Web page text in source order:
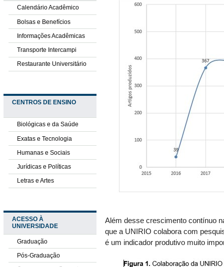
Calendário Acadêmico
Bolsas e Benefícios
Informações Acadêmicas
Transporte Intercampi
Restaurante Universitário
CENTROS DE ENSINO
Biológicas e da Saúde
Exatas e Tecnologia
Humanas e Sociais
Jurídicas e Políticas
Letras e Artes
ACESSO À
UNIVERSIDADE
Graduação
Pós-Graduação
Além desse crescimento contínuo
que a UNIRIO colabora com
é um indicador produtivo muito